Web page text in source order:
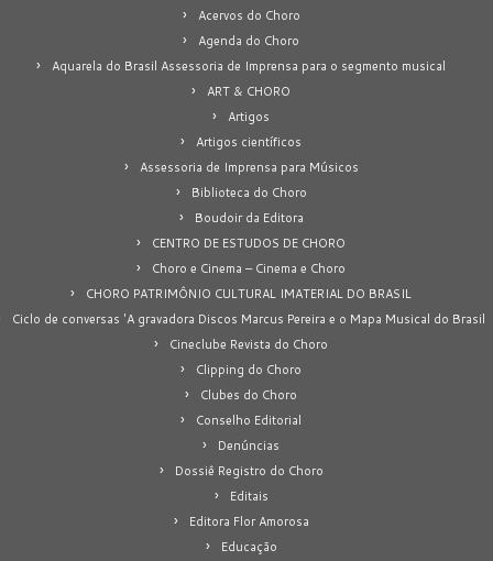
Acervos do Choro
Agenda do Choro
Aquarela do Brasil Assessoria de Imprensa para o segmento musical
ART & CHORO
Artigos
Artigos científicos
Assessoria de Imprensa para Músicos
Biblioteca do Choro
Boudoir da Editora
CENTRO DE ESTUDOS DE CHORO
Choro e Cinema – Cinema e Choro
CHORO PATRIMÔNIO CULTURAL IMATERIAL DO BRASIL
Ciclo de conversas 'A gravadora Discos Marcus Pereira e o Mapa Musical do Brasil
Cineclube Revista do Choro
Clipping do Choro
Clubes do Choro
Conselho Editorial
Denúncias
Dossiê Registro do Choro
Editais
Editora Flor Amorosa
Educação